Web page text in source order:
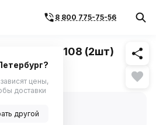
8 800 775-75-56Похожие
ВАЗ-2108 (2шт)
цены,
доставки
другой